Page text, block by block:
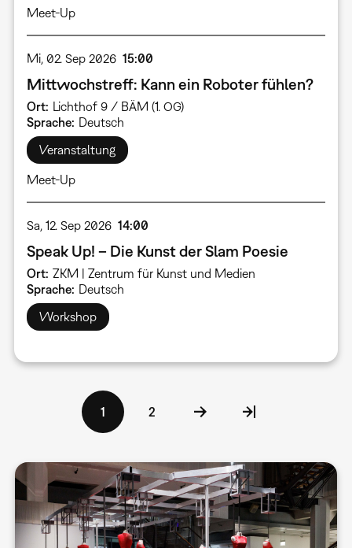
Meet-Up
Mi, 02. Sep 2026 15:00
Mittwochstreff: Kann ein Roboter fühlen?
Ort Lichthof 9 / BÄM (1. OG)
Sprache Deutsch
Veranstaltung
Meet-Up
Sa, 12. Sep 2026 14:00
Speak Up! – Die Kunst der Slam Poesie
Ort ZKM | Zentrum für Kunst und Medien
Sprache Deutsch
Workshop
Aktuelle
Seite
1 Seite
2